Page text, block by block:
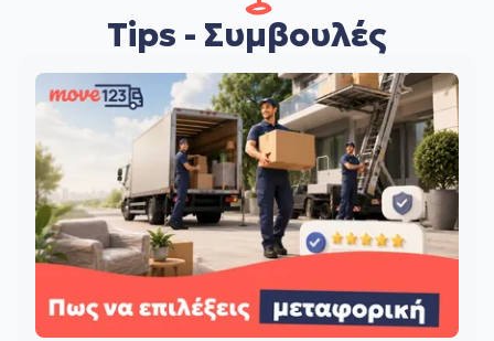
Tips - Συμβουλές